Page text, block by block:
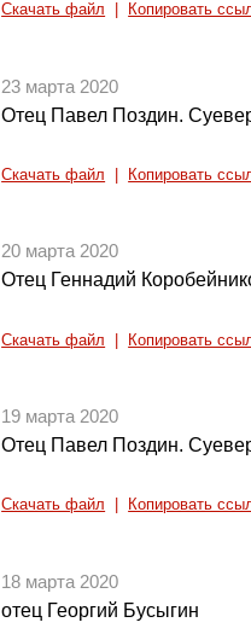
Скачать файл Копировать
23 марта 2020
Отец Павел Поздин.
Скачать файл Копировать
20 марта 2020
Отец Геннадий
Скачать файл Копировать
19 марта 2020
Отец Павел Поздин.
Скачать файл Копировать
18 марта 2020
отец Георгий Бусыгин